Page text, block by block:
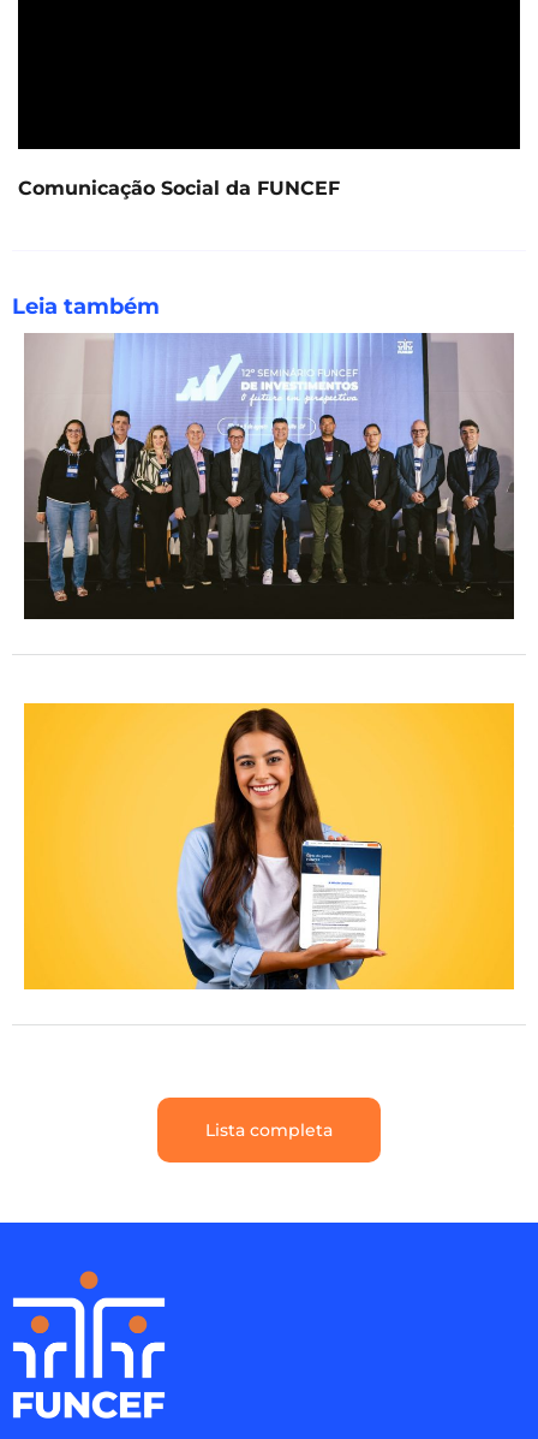
Comunicação Social da FUNCEF
Leia também
Lista completa